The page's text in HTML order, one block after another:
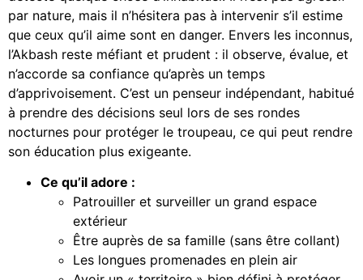
par nature, mais il n’hésitera pas à intervenir s’il estime
que ceux qu’il aime sont en danger. Envers les inconnus,
l’Akbash reste méfiant et prudent : il observe, évalue, et
n’accorde sa confiance qu’après un temps
d’apprivoisement. C’est un penseur indépendant, habitué
à prendre des décisions seul lors de ses rondes
nocturnes pour protéger le troupeau, ce qui peut rendre
son éducation plus exigeante.
Ce qu’il adore :
Patrouiller et surveiller un grand espace
extérieur
Être auprès de sa famille (sans être collant)
Les longues promenades en plein air